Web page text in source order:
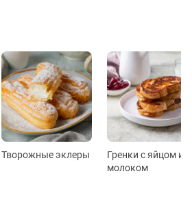
Творожные эклеры
Гренки с яйцом и
молоком